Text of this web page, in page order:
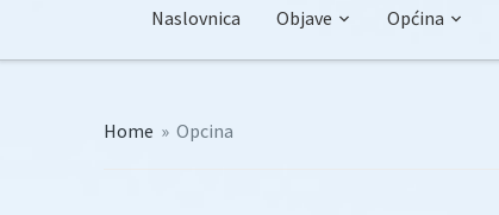
Naslovnica Objave Općina
Home » Opcina